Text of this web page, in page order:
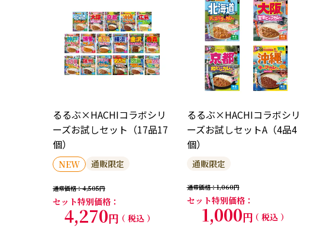
るるぶ×HACHIコラボシリ
ーズお試しセット（17品17
個）
NEW 通販限定
通常価格 4,505
セット特別価格
4,270 税込
るるぶ×HACHIコラボシリ
ーズお試しセットA（4品4
個）
通販限定
通常価格 1,060
セット特別価格
1,000 税込